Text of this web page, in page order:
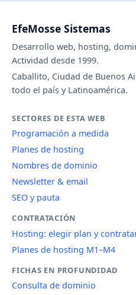
EfeMosse Sistemas
Desarrollo web, hosting,
Actividad desde 1999.
Caballito, Ciudad de Buenos
todo el país y Latinoamérica.
SECTORES DE ESTA WEB
Programación a medida
Planes de hosting
Nombres de dominio
Newsletter & email
SEO y pauta
CONTRATACIÓN
Hosting: elegir plan y
Planes de hosting M1–M4
FICHAS EN PROFUNDIDAD
Consulta de dominio